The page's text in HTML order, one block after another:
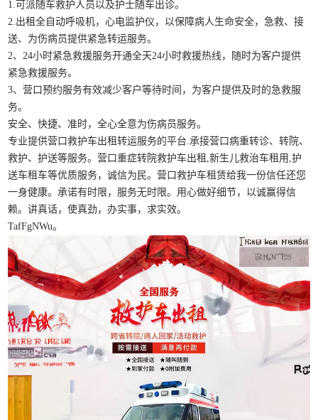
1.可派随车救护人员以及护士随车出诊。
2.出租全自动呼吸机，心电监护仪，以保障病人生命安全，急救、接
送、为伤病员提供紧急转运服务。
2、24小时紧急救援服务开通全天24小时救援热线，随时为客户提供
紧急救援服务。
3、营口预约服务有效减少客户等待时间，为客户提供及时的急救服
务。
安全、快捷、准时，全心全意为伤病员服务。
专业提供营口救护车出租转运服务的平台.承接营口病重转诊、转院、
救护、护送等服务。营口重症转院救护车出租,新生儿救治车租用,护
送车租车等优质服务，诚信为民。营口救护车租赁给我一份信任还您
一身健康。承诺有时限，服务无时限。用心做好细节，以诚赢得信
赖。讲真话，使真劲，办实事，求实效。
TafFgNWu。